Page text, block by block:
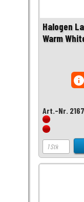
Halogen
Warm
Art.-Nr.